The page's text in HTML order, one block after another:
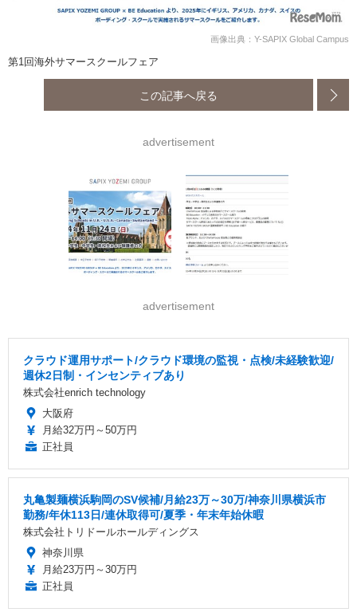
画像出典：Y-SAPIX Global Campus
第1回海外サマースクールフェア
この記事へ戻る
advertisement
advertisement
クラウド運用サポート/クラウド環境の監視・点検/未経験歓迎/
週休2日制・インセンティブあり
株式会社enrich technology
大阪府
月給32万円～50万円
正社員
丸亀製麺横浜駒岡のSV候補/月給23万～30万/神奈川県横浜市
勤務/年休113日/連休取得可/夏季・年末年始休暇
株式会社トリドールホールディングス
神奈川県
月給23万円～30万円
正社員